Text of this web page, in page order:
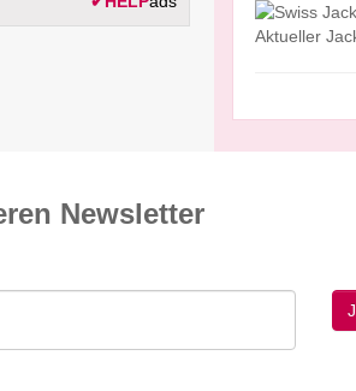
Aktueller
News­letter